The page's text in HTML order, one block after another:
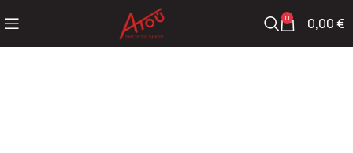
0 0,00€